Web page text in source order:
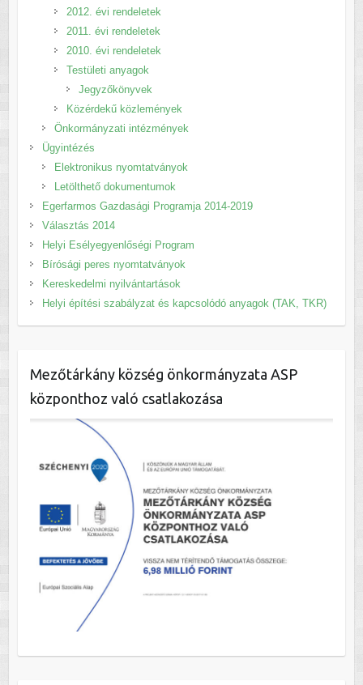
2012. évi rendeletek
2011. évi rendeletek
2010. évi rendeletek
Testületi anyagok
Jegyzőkönyvek
Közérdekű közlemények
Önkormányzati intézmények
Ügyintézés
Elektronikus nyomtatványok
Letölthető dokumentumok
Egerfarmos Gazdasági Programja 2014-2019
Választás 2014
Helyi Esélyegyenlőségi Program
Bírósági peres nyomtatványok
Kereskedelmi nyilvántartások
Helyi építési szabályzat és kapcsolódó anyagok (TAK, TKR)
Mezőtárkány község önkormányzata ASP
központhoz való csatlakozása